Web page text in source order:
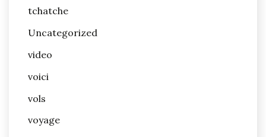
tchatche
Uncategorized
video
voici
vols
voyage